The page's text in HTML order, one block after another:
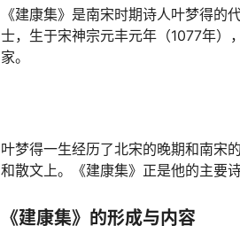
《建康集》是南宋时期诗人叶梦得
士，生于宋神宗元丰元年（1077年）
家。
叶梦得一生经历了北宋的晚期和南宋
和散文上。《建康集》正是他的主要
《建康集》的形成与内容